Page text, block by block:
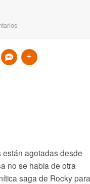
están agotadas desde
no se habla de otra
saga de Rocky